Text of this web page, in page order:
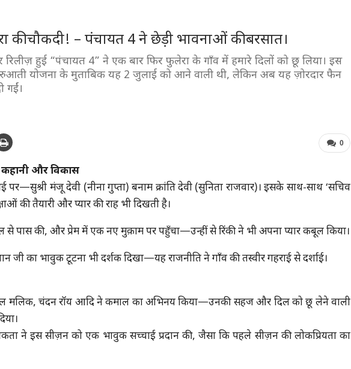
चौकदी! – पंचायत 4 ने छेड़ी भावनाओं की बरसात।
रिलीज़ हुई “पंचायत 4” ने एक बार फिर फुलेरा के गाँव में हमारे दिलों को छू लिया। इस
योजना के मुताबिक यह 2 जुलाई को आने वाली थी, लेकिन अब यह ज़ोरदार फैन
गईं।
0
और विकास
पर—सुश्री मंजू देवी (नीना गुप्ता) बनाम क्रांति देवी (सुनिता राजवार)। इसके साथ-साथ ‘सचिव
की तैयारी और प्यार की राह भी दिखती है।
से पास की, और प्रेम में एक नए मुक़ाम पर पहुँचा—उन्हीं से रिंकी ने भी अपना प्यार कबूल किया।
जी का भावुक टूटना भी दर्शक दिखा—यह राजनीति ने गाँव की तस्वीर गहराई से दर्शाई।
मलिक, चंदन रॉय आदि ने कमाल का अभिनय किया—उनकी सहज और दिल को छू लेने वाली
ने इस सीज़न को एक भावुक सच्चाई प्रदान की, जैसा कि पहले सीज़न की लोकप्रियता का